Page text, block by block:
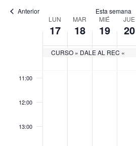
Anterior Esta semana
Semana
Eventos
LUN
17
MAR
18
MIÉ
19
JUE
20
CURSO » DALE AL REC «
11:00
12:00
13:00